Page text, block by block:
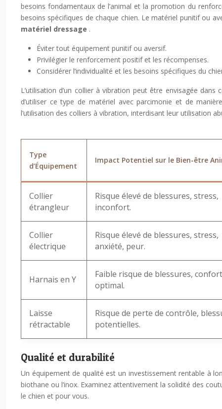
besoins fondamentaux de l’animal et la promotion du
besoins spécifiques de chaque chien. Le matériel punitif ou
matériel dressage .
Éviter tout équipement punitif ou aversif.
Privilégier le renforcement positif et les récompenses.
Considérer l’individualité et les besoins spécifiques du
L’utilisation d’un collier à vibration peut être envisagée
d’utiliser ce type de matériel avec parcimonie et de
l’utilisation des colliers à vibration, interdisant leur utilisation
Type
d’Équipement
Impact Potentiel sur le Bien-être
Collier
étrangleur
Risque élevé de blessures, stress,
inconfort.
Collier
électrique
Risque élevé de blessures, stress,
anxiété, peur.
Harnais en Y
Faible risque de blessures, confort
optimal.
Laisse
rétractable
Risque de perte de contrôle,
potentielles.
Qualité et durabilité
Un équipement de qualité est un investissement rentable à
biothane ou l’inox. Examinez attentivement la solidité des
le chien et pour vous.